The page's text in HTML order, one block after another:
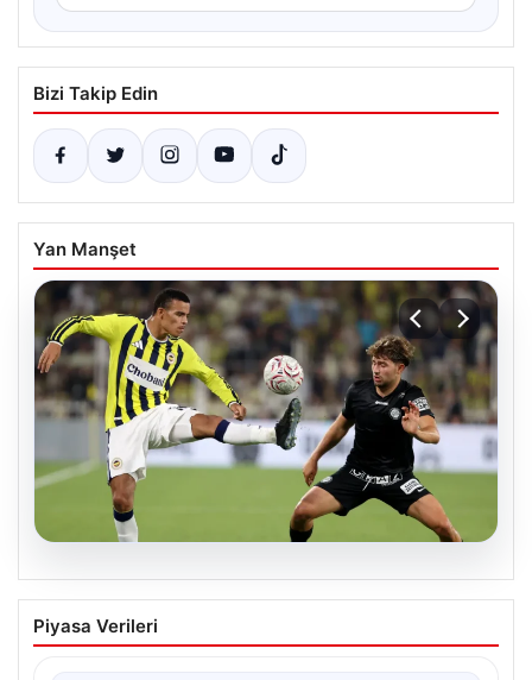
Bizi Takip Edin
Yan Manşet
Fenerbahçeli Mason Greenwood’dan
özeleştiri: ‘Birkaç haftaya daha
Piyasa Verileri